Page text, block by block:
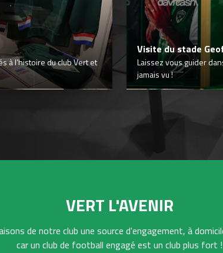
à l’histoire du club Vert et
Visite du stade
Laissez vous guider
jamais vu !
VERT L'AVENIR
de notre club une source d'engagement, à
car un club de football engagé est un club plus fort !